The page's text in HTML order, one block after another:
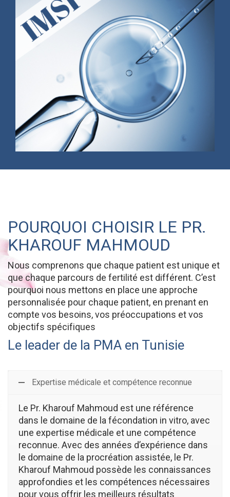
POURQUOI CHOISIR LE PR.
KHAROUF MAHMOUD
Nous comprenons que chaque patient est unique et
que chaque parcours de fertilité est différent. C’est
pourquoi nous mettons en place une approche
personnalisée pour chaque patient, en prenant en
compte vos besoins, vos préoccupations et vos
objectifs spécifiques
Le leader de la PMA en Tunisie
Expertise médicale et compétence reconnue
Le Pr. Kharouf Mahmoud est une référence
dans le domaine de la fécondation in vitro, avec
une expertise médicale et une compétence
reconnue. Avec des années d’expérience dans
le domaine de la procréation assistée, le Pr.
Kharouf Mahmoud possède les connaissances
approfondies et les compétences nécessaires
pour vous offrir les meilleurs résultats